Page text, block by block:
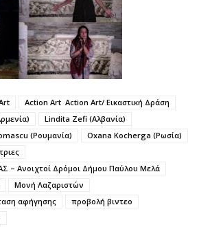
Action Art Action Art/ Εικαστική Δράση
Lindita Zefi (Aλβανία)
(Ρουμανία)
Oxana Kocherga (Ρωσία)
– Ανοιχτοί Δρόμοι Δήμου Παύλου Μελά
Μονή Λαζαριστών
αφήγησης
προβολή βιντεο